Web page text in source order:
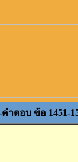
ำตอบ ข้อ 1451-